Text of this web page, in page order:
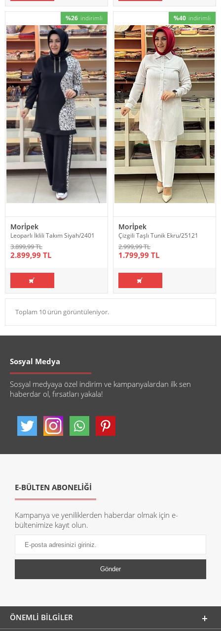
%26 indirimli
Morİpek
Leoparlı İklili Takım Siyah/2401
3.899,99 TL
2.899,99 TL
%40 indirimli
Morİpek
Çizgili Taşlı Tunik Ekru/25121
2.999,99 TL
1.799,99 TL
Toplam 10 ürün görüntüleniyor.
Sosyal Medya
Sosyal medyaya özel indirim ve kampanyalardan ilk sen
haberdar ol, fırsatları yakala!
E-BÜLTEN ABONELİĞİ
Kampanya ve yeniliklerden haberdar olmak için e-
bültenimize kayıt olun.
ÖNEMLI BILGILER